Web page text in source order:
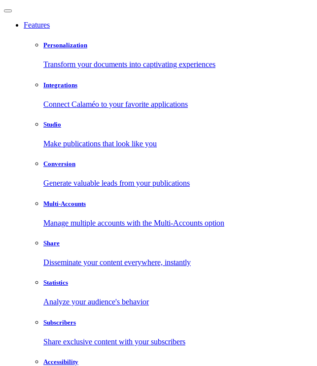
Features
Personalization
Transform your documents into captivating experiences
Integrations
Connect Calaméo to your favorite applications
Studio
Make publications that look like you
Conversion
Generate valuable leads from your publications
Multi-Accounts
Manage multiple accounts with the Multi-Accounts option
Share
Disseminate your content everywhere, instantly
Statistics
Analyze your audience's behavior
Subscribers
Share exclusive content with your subscribers
Accessibility